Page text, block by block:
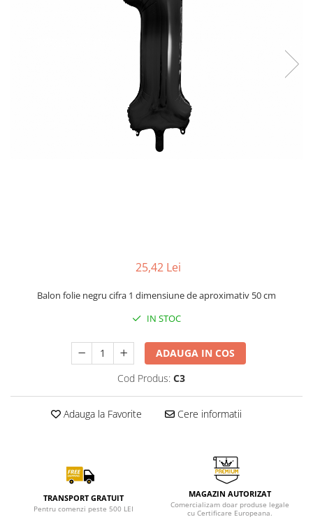
25,42 Lei
Balon folie negru cifra 1 dimensiune de aproximativ 50 cm
IN STOC
ADAUGA IN COS
Cod Produs: C3
Adauga la Favorite Cere informatii
TRANSPORT GRATUIT
Pentru comenzi peste 500 LEI
MAGAZIN AUTORIZAT
Comercializam doar produse legale
cu Certificare Europeana.